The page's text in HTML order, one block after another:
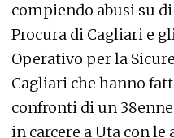
compiendo abusi su
Procura di Cagliari e
Operativo per la
Cagliari che hanno
confronti di un
in carcere a Uta con le